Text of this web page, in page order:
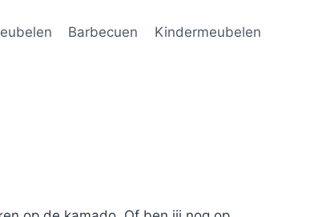
Barbecuen Kindermeubelen